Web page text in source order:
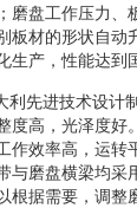
磨盘工作压力
板材的形状自
产，性能达到
先进技术设
度高，光泽度
效率高，运转
与磨盘横梁均
根据需要，调